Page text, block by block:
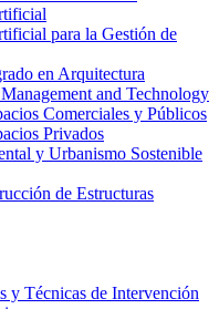
para la Gestión de
en Arquitectura
and Technology
Comerciales y Públicos
Privados
y Urbanismo Sostenible
de Estructuras
y Técnicas de Intervención